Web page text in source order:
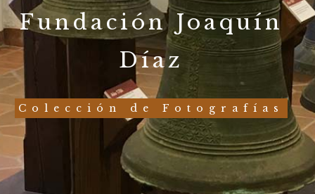
Fundación Joaquín
Díaz
Colección de Fotografías